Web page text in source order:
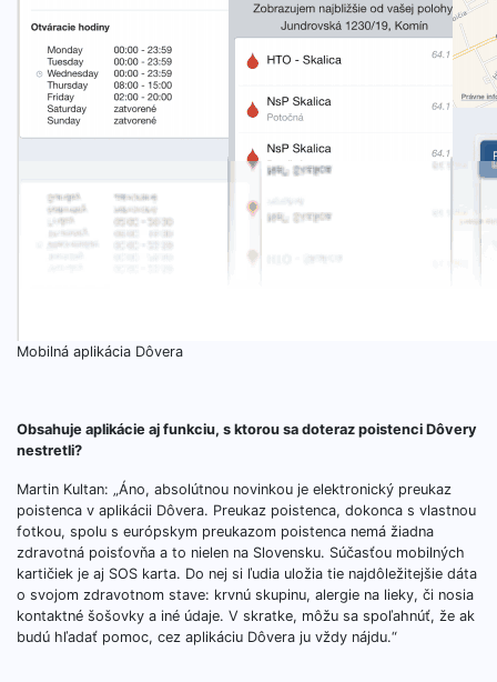
Mobilná aplikácia Dôvera
Obsahuje aplikácie aj funkciu, s ktorou sa doteraz poistenci Dôvery
nestretli?
Martin Kultan: „Áno, absolútnou novinkou je elektronický preukaz
poistenca v aplikácii Dôvera. Preukaz poistenca, dokonca s vlastnou
fotkou, spolu s európskym preukazom poistenca nemá žiadna
zdravotná poisťovňa a to nielen na Slovensku. Súčasťou mobilných
kartičiek je aj SOS karta. Do nej si ľudia uložia tie najdôležitejšie dáta
o svojom zdravotnom stave: krvnú skupinu, alergie na lieky, či nosia
kontaktné šošovky a iné údaje. V skratke, môžu sa spoľahnúť, že ak
budú hľadať pomoc, cez aplikáciu Dôvera ju vždy nájdu.“